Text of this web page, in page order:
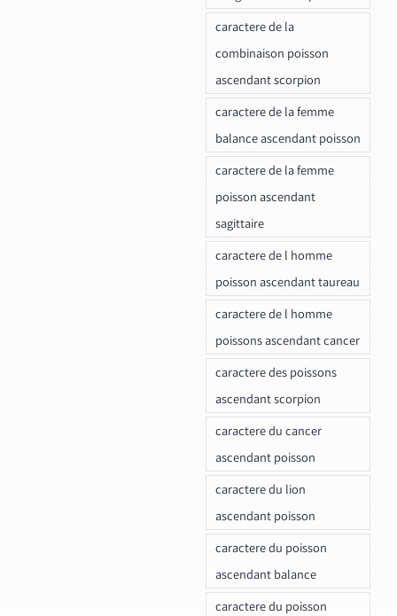
caractere de la
combinaison poisson
ascendant scorpion
caractere de la femme
balance ascendant poisson
caractere de la femme
poisson ascendant
sagittaire
caractere de l homme
poisson ascendant taureau
caractere de l homme
poissons ascendant cancer
caractere des poissons
ascendant scorpion
caractere du cancer
ascendant poisson
caractere du lion
ascendant poisson
caractere du poisson
ascendant balance
caractere du poisson